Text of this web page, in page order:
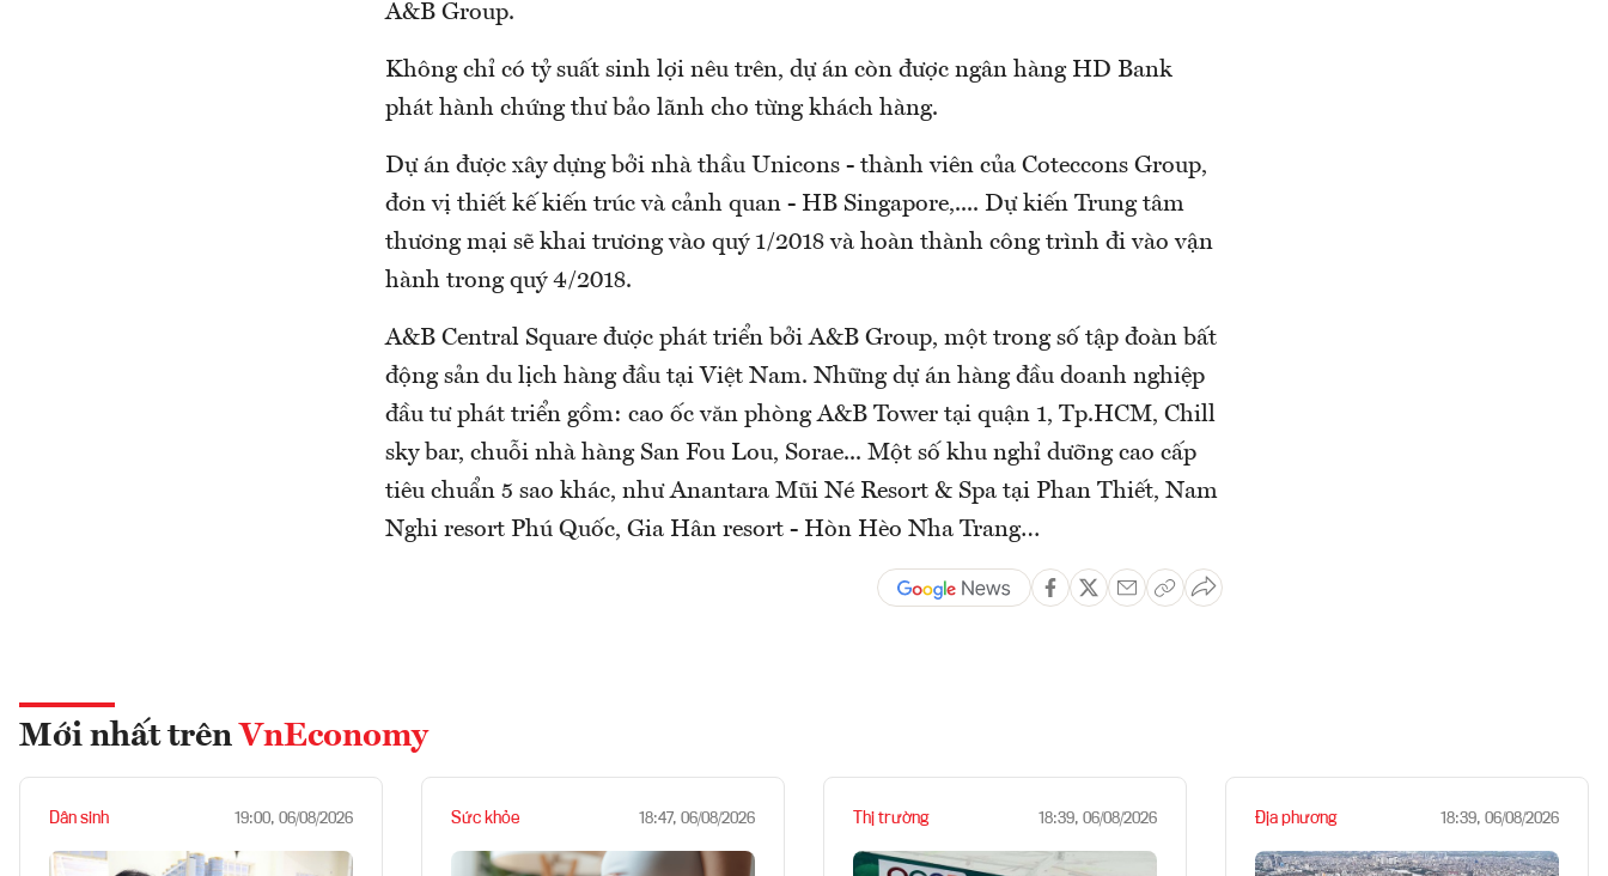
A&B Group.
Không chỉ có tỷ suất sinh lợi nêu trên, dự án còn được ngân hàng HD Bank
phát hành chứng thư bảo lãnh cho từng khách hàng.
Dự án được xây dựng bởi nhà thầu Unicons - thành viên của Coteccons Group,
đơn vị thiết kế kiến trúc và cảnh quan - HB Singapore,.... Dự kiến Trung tâm
thương mại sẽ khai trương vào quý 1/2018 và hoàn thành công trình đi vào vận
hành trong quý 4/2018.
A&B Central Square được phát triển bởi A&B Group, một trong số tập đoàn bất
động sản du lịch hàng đầu tại Việt Nam. Những dự án hàng đầu doanh nghiệp
đầu tư phát triển gồm: cao ốc văn phòng A&B Tower tại quận 1, Tp.HCM, Chill
sky bar, chuỗi nhà hàng San Fou Lou, Sorae... Một số khu nghỉ dưỡng cao cấp
tiêu chuẩn 5 sao khác, như Anantara Mũi Né Resort & Spa tại Phan Thiết, Nam
Nghi resort Phú Quốc, Gia Hân resort - Hòn Hèo Nha Trang…
Mới nhất trên VnEconomy
Dân sinh 19:00, 06/08/2026 Sức khỏe 18:47, 06/08/2026 Thị trường 18:39, 06/08/2026 Địa phương 18:39, 06/08/2026